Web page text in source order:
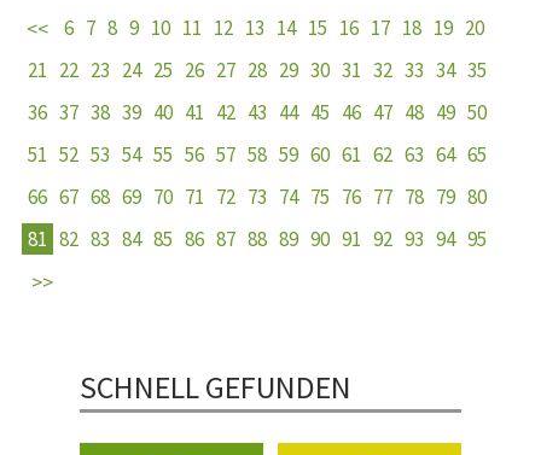
6 7 8 9 10 11 12 13 14 15 16 17 18 19 20
21 22 23 24 25 26 27 28 29 30 31 32 33 34 35
36 37 38 39 40 41 42 43 44 45 46 47 48 49 50
51 52 53 54 55 56 57 58 59 60 61 62 63 64 65
66 67 68 69 70 71 72 73 74 75 76 77 78 79 80
81 82 83 84 85 86 87 88 89 90 91 92 93 94 95
SCHNELL GEFUNDEN